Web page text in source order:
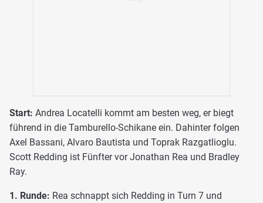
Start: Andrea Locatelli kommt am besten weg, er biegt
führend in die Tamburello-Schikane ein. Dahinter folgen
Axel Bassani, Alvaro Bautista und Toprak Razgatlioglu.
Scott Redding ist Fünfter vor Jonathan Rea und Bradley
Ray.
1. Runde: Rea schnappt sich Redding in Turn 7 und